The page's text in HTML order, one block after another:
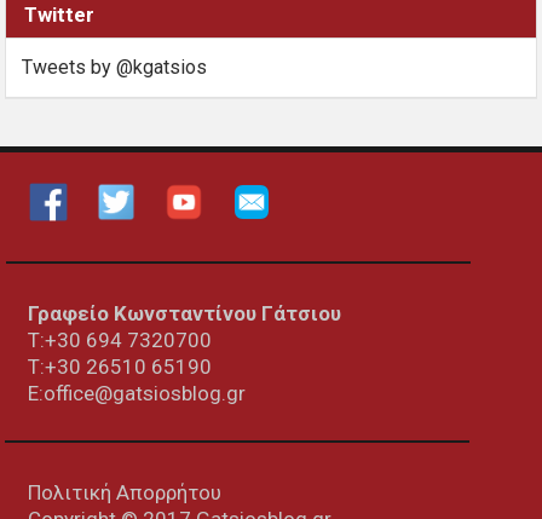
Twitter
Tweets by @kgatsios
Γραφείο Κωνσταντίνου Γάτσιου
Τ:+30 694 7320700
T:+30 26510 65190
E:office@gatsiosblog.gr
Πολιτική Απορρήτου